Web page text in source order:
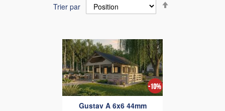
Trier par
Gustav A 6x6 44mm